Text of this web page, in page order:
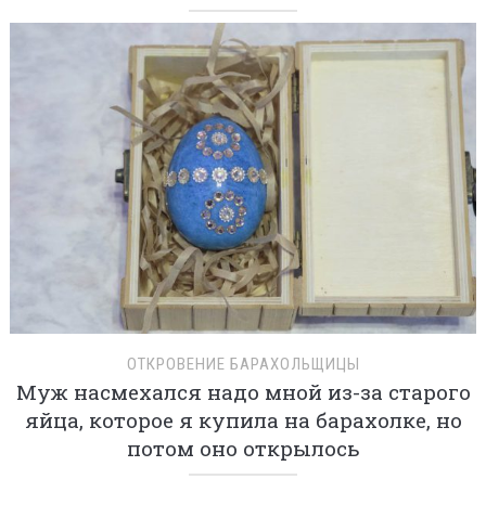
ОТКРОВЕНИЕ БАРАХОЛЬЩИЦЫ
Муж насмехался надо мной из-за старого
яйца, которое я купила на барахолке, но
потом оно открылось